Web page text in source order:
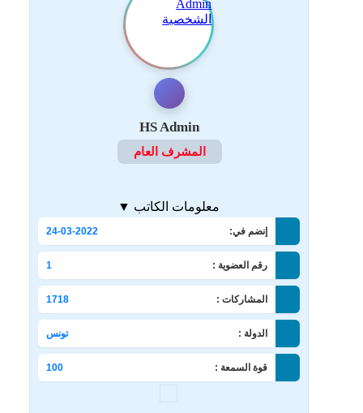
HS Admin
المشرف العام
معلومات الكاتب ▼
إنضم في: 24-03-2022
رقم العضوية : 1
المشاركات : 1718
الدولة : تونس
قوة السمعة : 100